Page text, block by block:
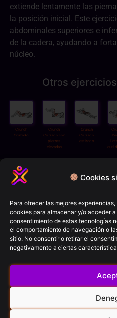
Cookies
Para ofrecer las mejores
cookies para almacenar y/o acceder
consentimiento de estas tecnologías
el comportamiento de navegación o
sitio. No consentir o retirar el
negativamente a ciertas
extiende lentamente las
la posición inicial. Este
abdominales superiores e
de la cadera, ayudando a
núcleo.
Otros
Crunch
Cruzado
Crunch
Cruzado con
piernas
elevadas
Crunch
Cruzado
estirado
curl
Política de
Aviso
FitCron